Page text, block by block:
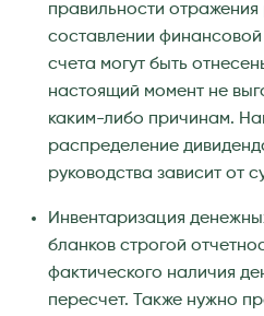
правильности
составлении финансовой
счета могут быть
настоящий момент не
каким-либо причинам.
распределение
руководства зависит от
Инвентаризация
бланков строгой
фактического наличия
пересчет. Также нужно